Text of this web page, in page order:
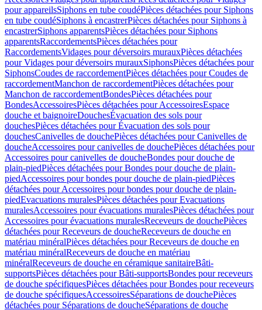
pour appareilsSiphons en tube coudéPièces détachées pour Siphons
en tube coudéSiphons à encastrerPièces détachées pour Siphons à
encastrerSiphons apparentsPièces détachées pour Siphons
apparentsRaccordementsPièces détachées pour
RaccordementsVidages pour déversoirs murauxPièces détachées
pour Vidages pour déversoirs murauxSiphonsPièces détachées pour
SiphonsCoudes de raccordementPièces détachées pour Coudes de
raccordementManchon de raccordementPièces détachées pour
Manchon de raccordementBondesPièces détachées pour
BondesAccessoiresPièces détachées pour AccessoiresEspace
douche et baignoireDouchesÉvacuation des sols pour
douchesPièces détachées pour Évacuation des sols pour
douchesCanivelles de douchePièces détachées pour Canivelles de
doucheAccessoires pour canivelles de douchePièces détachées pour
Accessoires pour canivelles de doucheBondes pour douche de
plain-piedPièces détachées pour Bondes pour douche de plain-
piedAccessoires pour bondes pour douche de plain-piedPièces
détachées pour Accessoires pour bondes pour douche de plain-
piedEvacuations muralesPièces détachées pour Evacuations
muralesAccessoires pour évacuations muralesPièces détachées pour
Accessoires pour évacuations muralesReceveurs de douchePièces
détachées pour Receveurs de doucheReceveurs de douche en
matériau minéralPièces détachées pour Receveurs de douche en
matériau minéralReceveurs de douche en matériau
minéralReceveurs de douche en céramique sanitaireBâti-
supportsPièces détachées pour Bâti-supportsBondes pour receveurs
de douche spécifiquesPièces détachées pour Bondes pour receveurs
de douche spécifiquesAccessoiresSéparations de douchePièces
détachées pour Séparations de doucheSéparations de douche